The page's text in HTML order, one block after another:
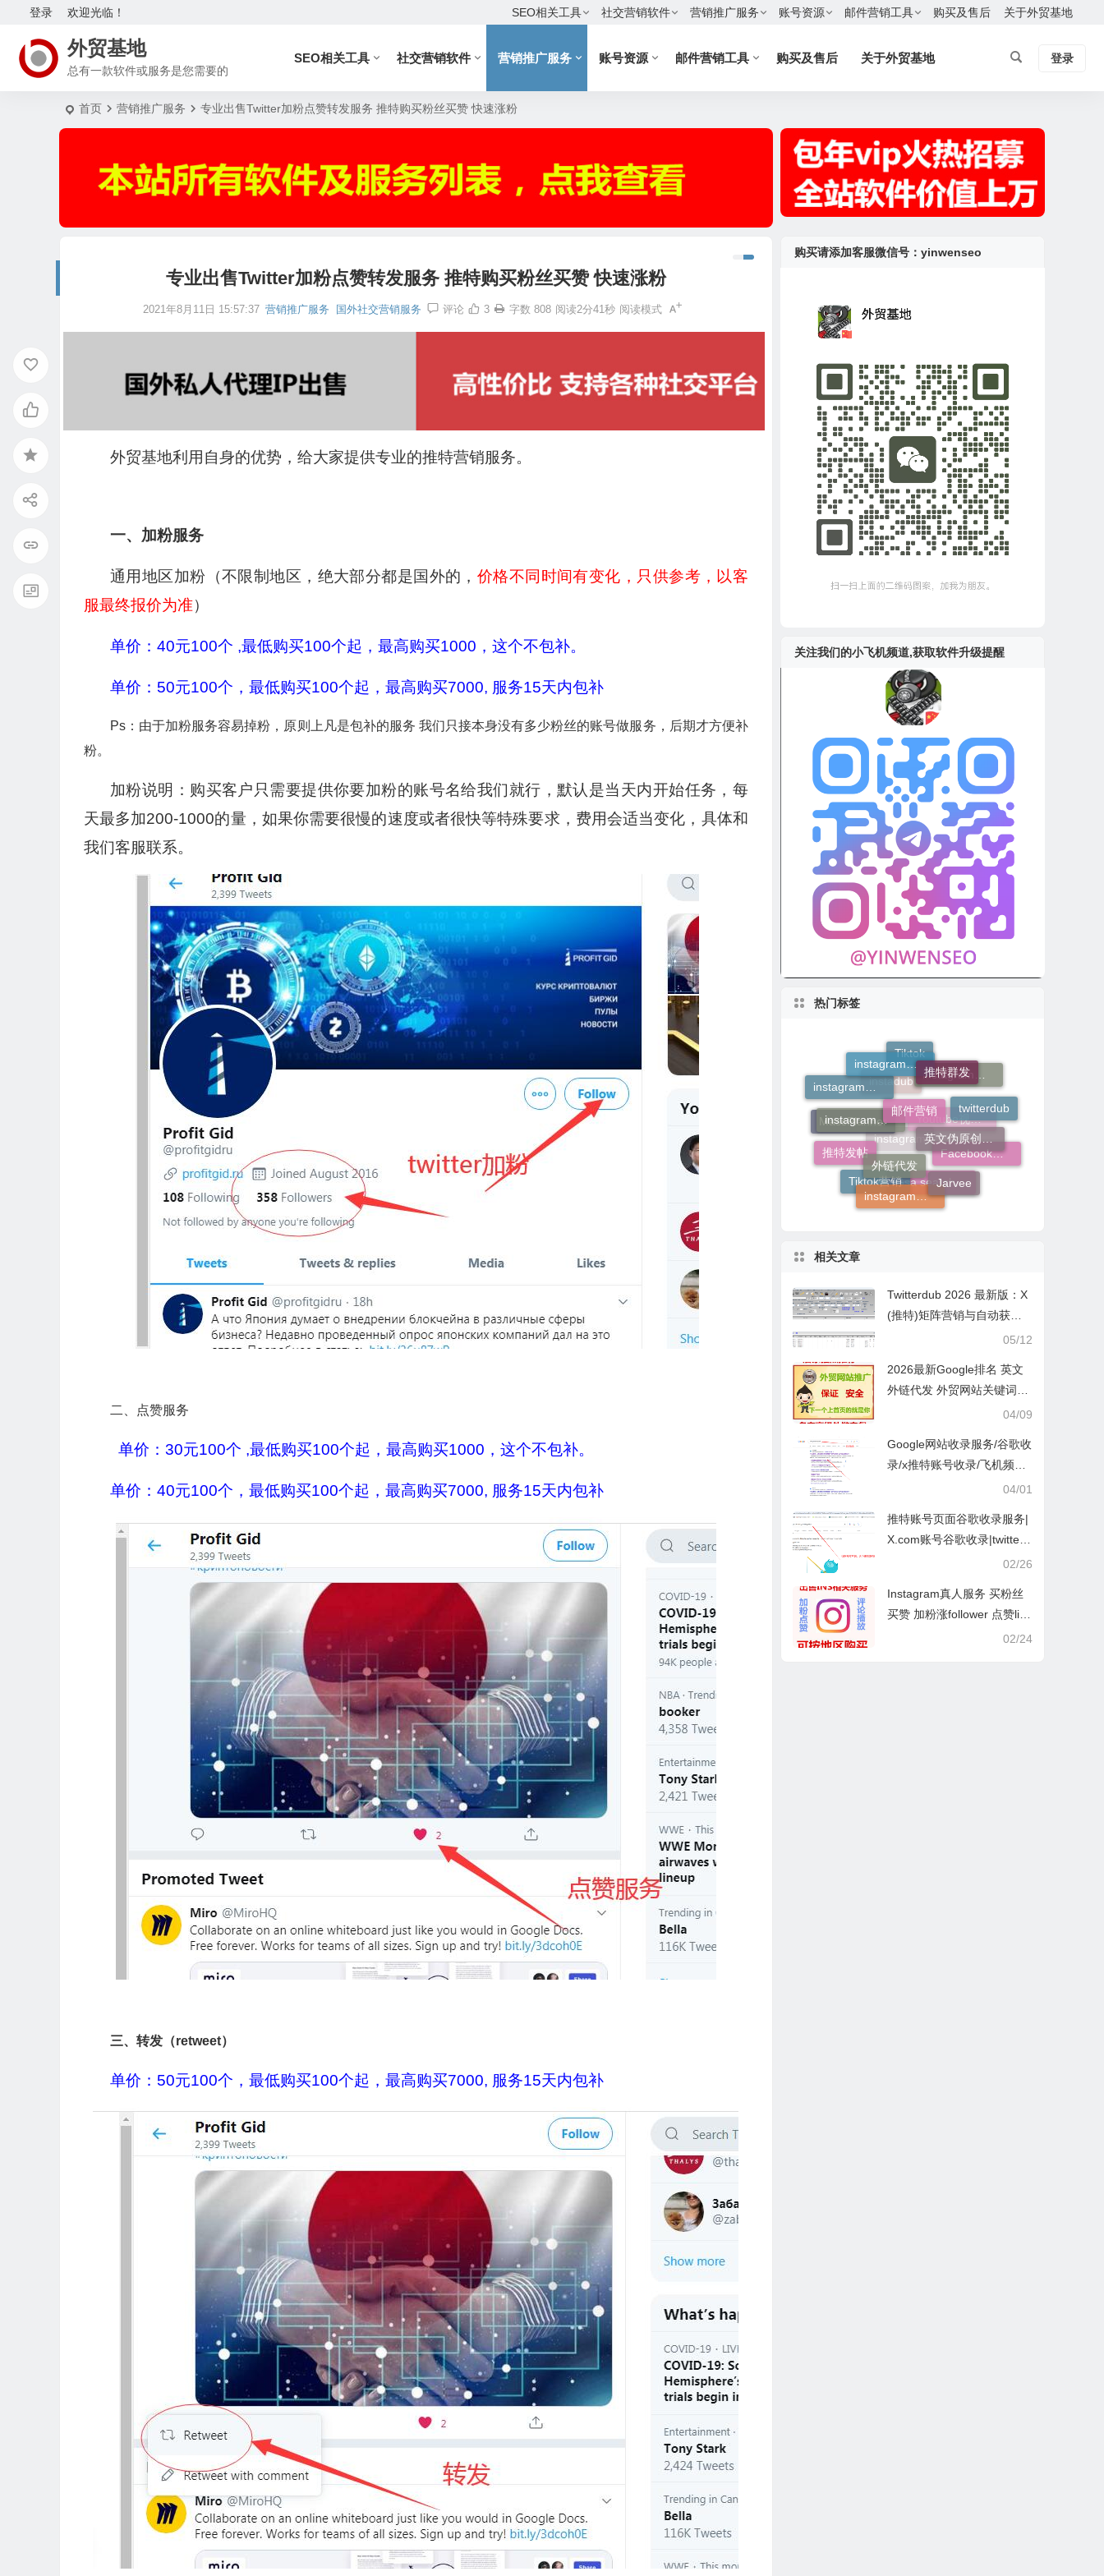
欢迎光临！
登录 SEO相关工具 社交营销软件 营销推广服务 账号资源 邮件营销工具 购买及售后 关于外贸基地
外贸基地
总有一款软件或服务是您需要的
SEO相关工具 社交营销软件 营销推广服务 账号资源 邮件营销工具 购买及售后 关于外贸基地 登录
首页 营销推广服务 专业出售Twitter加粉点赞转发服务 推特购买粉丝买赞 快速涨粉
专业出售Twitter加粉点赞转发服务 推特购买粉丝买赞 快速涨粉
2021年8月11日 15:57:37 营销推广服务 国外社交营销服务 评论 3 字数 808 阅读2分41秒 阅读模式
外贸基地利用自身的优势，给大家提供专业的推特营销服务。
一、加粉服务
通用地区加粉（不限制地区，绝大部分都是国外的， 价格不同时间有变化，只供参考，以客
服最终报价为准）
单价：40元100个 ,最低购买100个起，最高购买1000，这个不包补。
单价：50元100个，最低购买100个起，最高购买7000, 服务15天内包补
Ps：由于加粉服务容易掉粉，原则上凡是包补的服务 我们只接本身没有多少粉丝的账号做服务，后期才方便补
粉。
加粉说明：购买客户只需要提供你要加粉的账号名给我们就行，默认是当天内开始任务，每
天最多加200-1000的量，如果你需要很慢的速度或者很快等特殊要求，费用会适当变化，具体和
我们客服联系。
二、点赞服务
单价：30元100个 ,最低购买100个起，最高购买1000，这个不包补。
单价：40元100个，最低购买100个起，最高购买7000, 服务15天内包补
三、转发（retweet）
单价：50元100个，最低购买100个起，最高购买7000, 服务15天内包补
购买请添加客服微信号：yinwenseo
关注我们的小飞机频道,获取软件升级提醒
热门标签
instadub
Tiktok
instagram营销
Youtube视频营销
instagram
MassPlanner
instagram自动点赞
instagram增粉 推特群发
twitterdub
Facebook营销
Gsa search engine ranker
Tiktok营销
推特发帖
邮件营销
英文伪原创软件
Jarvee
instagram自动关注别人
外链代发
相关文章
Twitterdub 2026 最新版：X
(推特)矩阵营销与自动获客
05/12
2026最新Google排名 英文
外链代发 外贸网站关键词SE
04/09
Google网站收录服务/谷歌收
录/x推特账号收录/飞机频道
收录/脸书页面收录 不成功不
04/01
推特账号页面谷歌收录服务|
X.com账号谷歌收录|twitter.c
om账号收录|不成功不收费
02/26
Instagram真人服务 买粉丝
买赞 加粉涨follower 点赞like
02/24